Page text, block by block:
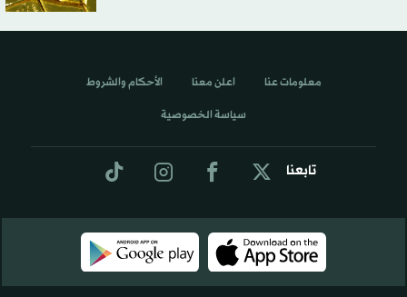
تابعنا
معلومات عنا اعلن معنا الأحكام والشروط
سياسة الخصوصية